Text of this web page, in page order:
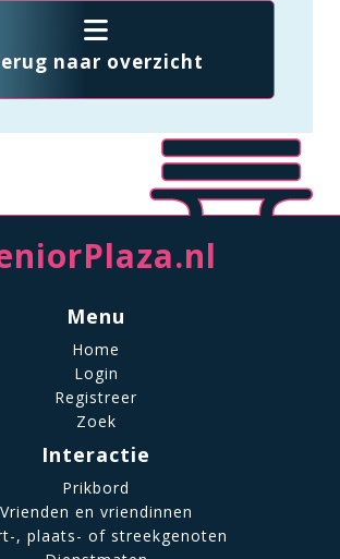
naar overzicht
Menu
Home
Login
Registreer
Zoek
Interactie
Prikbord
Vrienden en vriendinnen
, plaats- of streekgenoten